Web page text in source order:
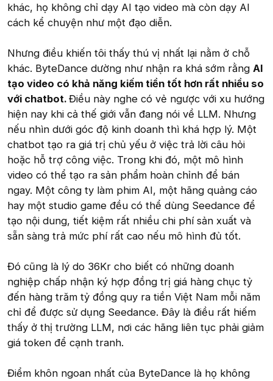
khác, họ không chỉ dạy AI tạo video mà còn dạy AI
cách kể chuyện như một đạo diễn.
Nhưng điều khiến tôi thấy thú vị nhất lại nằm ở chỗ
khác. ByteDance dường như nhận ra khá sớm rằng AI
tạo video có khả năng kiếm tiền tốt hơn rất nhiều so
với chatbot. Điều này nghe có vẻ ngược với xu hướng
hiện nay khi cả thế giới vẫn đang nói về LLM. Nhưng
nếu nhìn dưới góc độ kinh doanh thì khá hợp lý. Một
chatbot tạo ra giá trị chủ yếu ở việc trả lời câu hỏi
hoặc hỗ trợ công việc. Trong khi đó, một mô hình
video có thể tạo ra sản phẩm hoàn chỉnh để bán
ngay. Một công ty làm phim AI, một hãng quảng cáo
hay một studio game đều có thể dùng Seedance để
tạo nội dung, tiết kiệm rất nhiều chi phí sản xuất và
sẵn sàng trả mức phí rất cao nếu mô hình đủ tốt.
Đó cũng là lý do 36Kr cho biết có những doanh
nghiệp chấp nhận ký hợp đồng trị giá hàng chục tỷ
đến hàng trăm tỷ đồng quy ra tiền Việt Nam mỗi năm
chỉ để được sử dụng Seedance. Đây là điều rất hiếm
thấy ở thị trường LLM, nơi các hãng liên tục phải giảm
giá token để cạnh tranh.
Điểm khôn ngoan nhất của ByteDance là họ không